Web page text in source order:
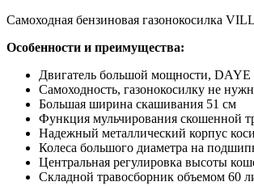
Самоходная бензиновая газонокосилка
Особенности и преимущества:
Двигатель большой мощности, DAYE
Самоходность, газонокосилку не
Большая ширина скашивания 51 см
Функция мульчирования скошенной
Надежный металлический корпус
Колеса большого диаметра на
Центральная регулировка высоты
Складной травосборник объемом 60